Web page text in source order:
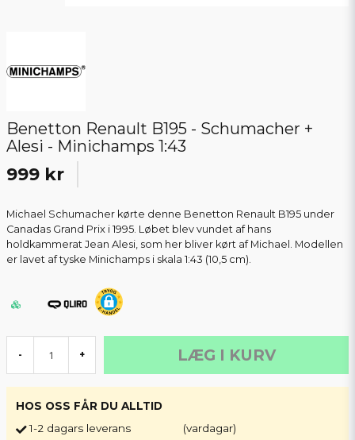
Benetton Renault B195 - Schumacher +
Alesi - Minichamps 1:43
999 kr
Michael Schumacher kørte denne Benetton Renault B195 under
Canadas Grand Prix i 1995. Løbet blev vundet af hans
holdkammerat Jean Alesi, som her bliver kørt af Michael. Modellen
er lavet af tyske Minichamps i skala 1:43 (10,5 cm).
- + LÆG I KURV
HOS OSS FÅR DU ALLTID
1-2 dagars leverans
(vardagar)